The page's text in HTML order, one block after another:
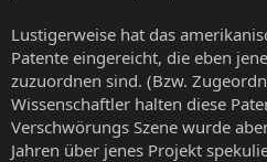
Lustigerweise hat das
Patente eingereicht, die eben
zuzuordnen sind. (Bzw.
Wissenschaftler halten diese
Verschwörungs Szene wurde
Jahren über jenes Projekt